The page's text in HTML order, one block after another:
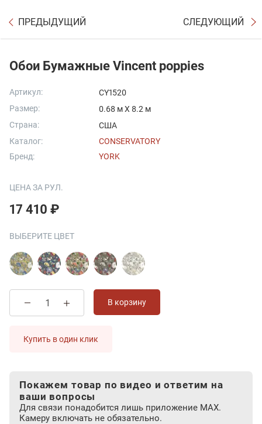
ПРЕДЫДУЩИЙ СЛЕДУЮЩИЙ
Обои Бумажные Vincent poppies
Артикул:
CY1520
Размер:
0.68 м X 8.2 м
Страна:
США
Каталог:
CONSERVATORY
Бренд:
YORK
ЦЕНА ЗА РУЛ.
17 410 ₽
ВЫБЕРИТЕ ЦВЕТ
В корзину
Купить в один клик
Покажем товар по видео и ответим на
ваши вопросы
Для связи понадобится лишь приложение MAX.
Камеру включать не обязательно.